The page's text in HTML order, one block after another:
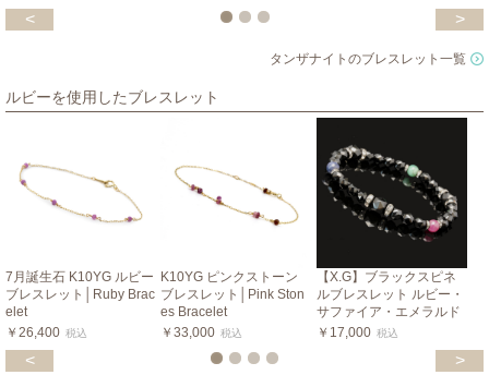
< >
タンザナイトのブレスレット一覧
ルビーを使用したブレスレット
7月誕生石 K10YG ルビー
ブレスレット│Ruby Brac
elet
￥26,400 税込
K10YG ピンクストーン
ブレスレット│Pink Ston
es Bracelet
￥33,000 税込
【X.G】ブラックスピネ
ルブレスレット ルビー・
サファイア・エメラルド
￥17,000 税込
< >